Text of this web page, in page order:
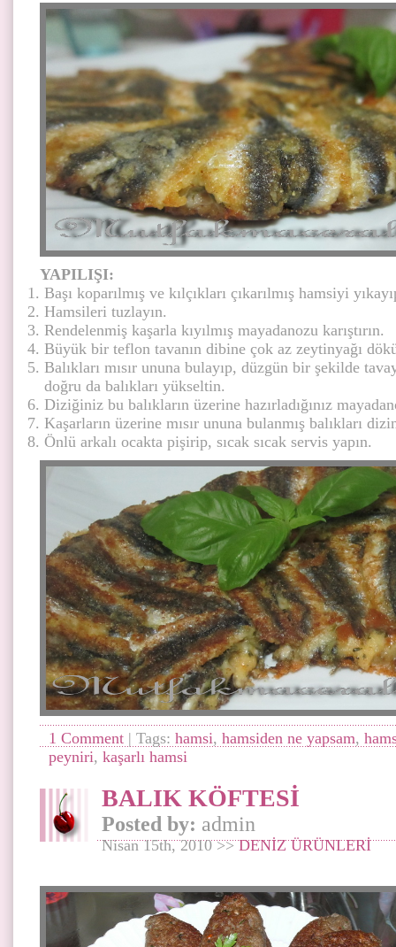
YAPILIŞI:
Başı koparılmış ve kılçıkları çıkarılmış hamsiyi
Hamsileri tuzlayın.
Rendelenmiş kaşarla kıyılmış mayadanozu karıştırın.
Büyük bir teflon tavanın dibine çok az zeytinyağı
Balıkları mısır ununa bulayıp, düzgün bir şekilde
doğru da balıkları yükseltin.
Diziğiniz bu balıkların üzerine hazırladığınız
Kaşarların üzerine mısır ununa bulanmış balıkları
Önlü arkalı ocakta pişirip, sıcak sıcak servis yapın.
1 Comment | Tags: hamsi, hamsiden ne yapsam,
peyniri, kaşarlı hamsi
BALIK KÖFTESİ
Posted by: admin
Nisan 15th, 2010 >>DENİZ ÜRÜNLERİ